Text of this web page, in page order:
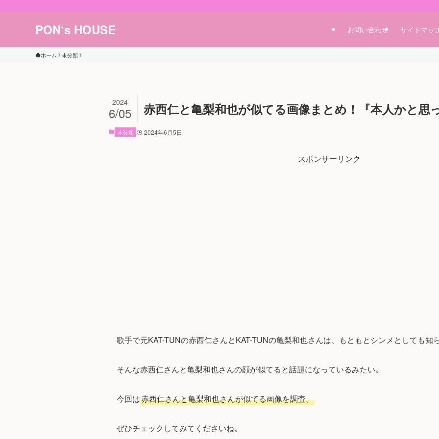
PON‘s HOUSE お問い合わせ サイトマッ
ホーム 未分類
赤西仁と亀梨和也が似てる画像まとめ！『本人かと思
2024
6/05
未分類 2024年6月5日
スポンサーリンク
歌手で元KAT-TUNの赤西仁さんとKAT-TUNの亀梨和也さんは、もともとシンメとしても知
そんな赤西仁さんと亀梨和也さんの顔が似てると話題になっているみたい。
今回は赤西仁さんと亀梨和也さんが似てる画像を調査。
ぜひチェックしてみてくださいね。